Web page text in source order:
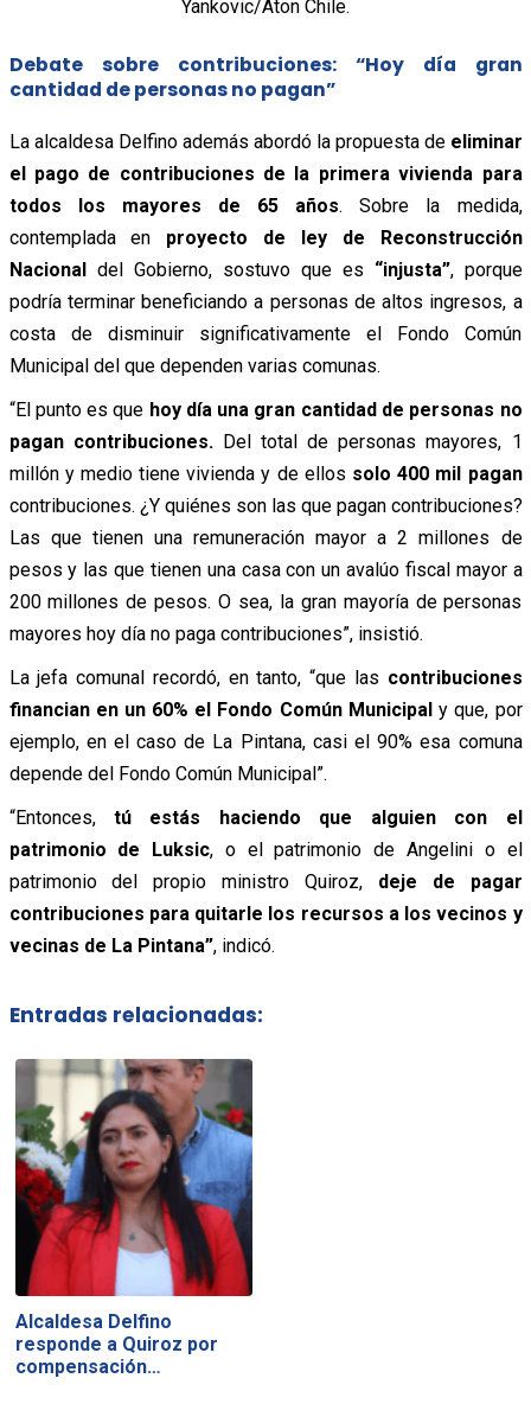
Yankovic/Aton Chile.
Debate sobre contribuciones: “Hoy día gran
cantidad de personas no pagan”
La alcaldesa Delfino además abordóla propuesta deeliminar
el pago de contribuciones de la primera vivienda para
todos los mayores de 65 años. Sobre la medida,
contemplada en proyecto de ley de Reconstrucción
Nacionaldel Gobierno, sostuvo que es “injusta”, porque
podría terminar beneficiando a personas de altos ingresos, a
costa de disminuir significativamente el Fondo Común
Municipal del que dependen varias comunas.
“El punto es que hoy día una gran cantidad de personas no
pagan contribuciones.Del total de personas mayores, 1
millón y medio tiene vivienda y de ellos solo 400 mil pagan
contribuciones. ¿Y quiénes son las que pagan contribuciones?
Las que tienen una remuneración mayor a 2 millones de
pesos y las que tienen una casa con un avalúo fiscal mayor a
200 millones de pesos. O sea, la gran mayoría de personas
mayores hoy día no paga contribuciones”,insistió.
La jefa comunal recordó, en tanto, “que las contribuciones
financian en un 60% el Fondo Común Municipaly que, por
ejemplo, en el caso de La Pintana, casi el 90% esa comuna
depende del Fondo Común Municipal”.
“Entonces, tú estás haciendo que alguien con el
patrimonio de Luksic, o el patrimonio de Angelini o el
patrimonio del propio ministro Quiroz,deje de pagar
contribuciones para quitarle los recursos a los vecinos y
vecinas de La Pintana”, indicó.
Entradas relacionadas:
Alcaldesa Delfino
responde a Quiroz por
compensación…